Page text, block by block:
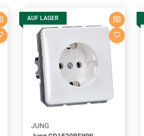
AUF LAGER
JUNG